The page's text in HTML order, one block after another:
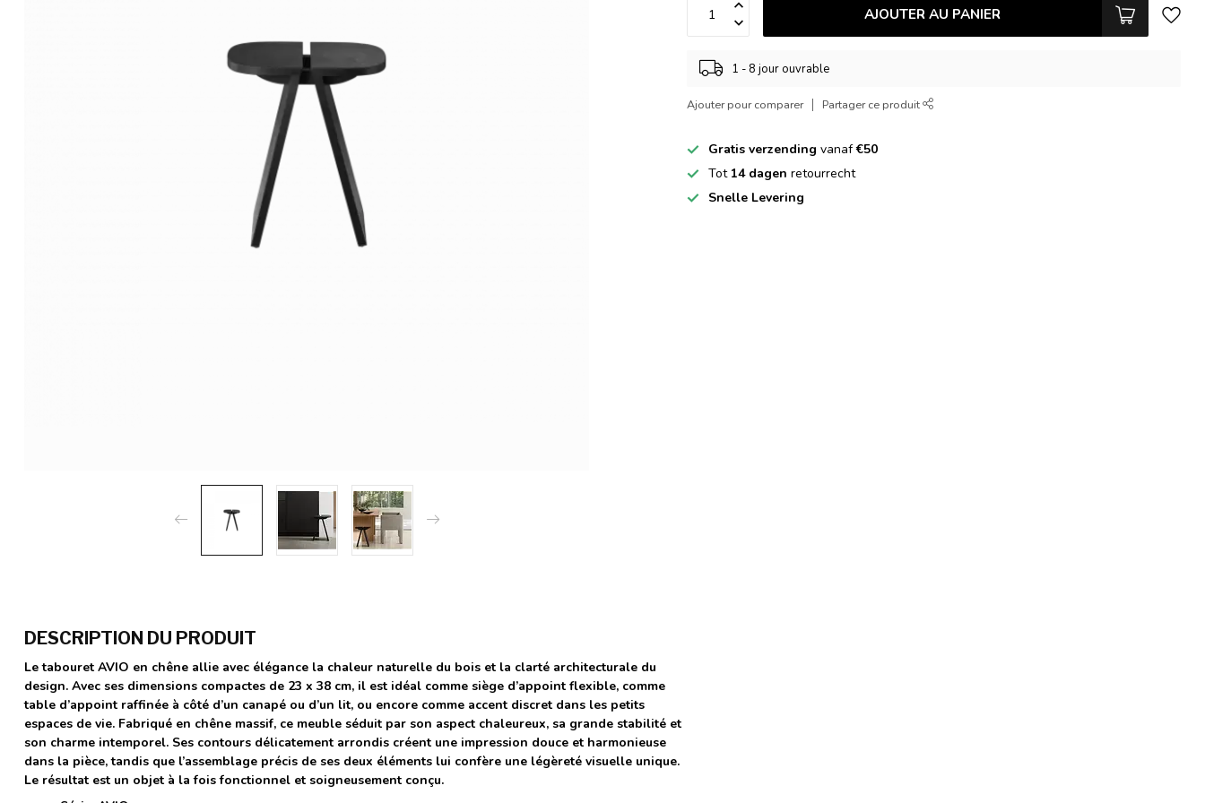
AJOUTER AU PANIER
1 - 8 jour ouvrable
Ajouter pour comparer Partager ce produit
Gratis verzending vanaf€50
Tot 14 dagen retourrecht
Snelle Levering
DESCRIPTION DU PRODUIT
Le tabouret AVIO en chêne allie avec élégance la chaleur naturelle du bois et la clarté architecturale du
design. Avec ses dimensions compactes de 23 x 38 cm, il est idéal comme siège d’appoint flexible, comme
table d’appoint raffinée à côté d’un canapé ou d’un lit, ou encore comme accent discret dans les petits
espaces de vie. Fabriqué en chêne massif, ce meuble séduit par son aspect chaleureux, sa grande stabilité et
son charme intemporel. Ses contours délicatement arrondis créent une impression douce et harmonieuse
dans la pièce, tandis que l’assemblage précis de ses deux éléments lui confère une légèreté visuelle unique.
Le résultat est un objet à la fois fonctionnel et soigneusement conçu.